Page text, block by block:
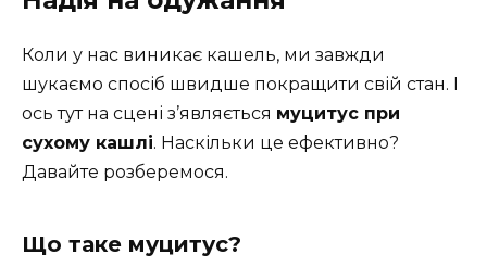
Коли у нас виникає кашель, ми завжди
шукаємо спосіб швидше покращити свій стан. І
ось тут на сцені з’являється муцитус при
сухому кашлі. Наскільки це ефективно?
Давайте розберемося.
Що таке муцитус?